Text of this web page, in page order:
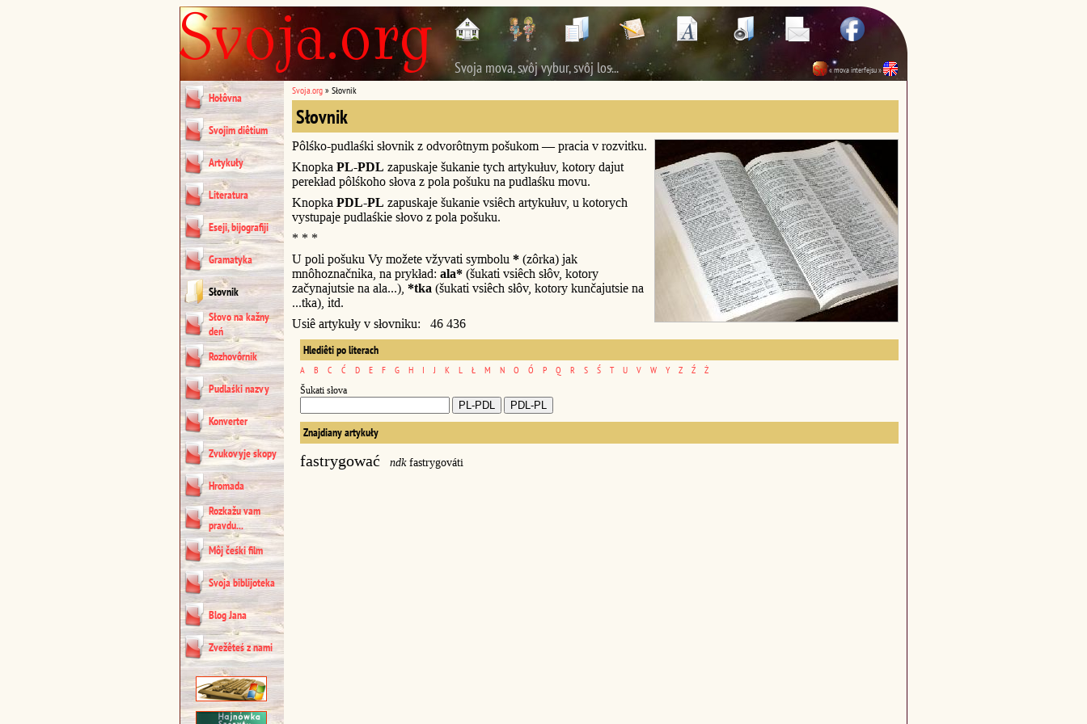
Svoja mova, svôj vybur, svôj los... « mova interfejsu »
Hołôvna
Svojim diêtium
Artykuły
Literatura
Eseji, bijografiji
Gramatyka
Słovnik
Słovo na kažny
deń
Rozhovôrnik
Pudlaśki nazvy
Konverter
Zvukovyje skopy
Hromada
Rozkažu vam
pravdu...
Môj čeśki film
Svoja biblijoteka
Blog Jana
Zvežêteś z nami
Svoja.org » Słovnik
Słovnik
Pôlśko-pudlaśki słovnik z odvorôtnym pošukom — pracia v rozvitku.
Knopka PL-PDL zapuskaje šukanie tych artykułuv, kotory dajut
perekład pôlśkoho słova z pola pošuku na pudlaśku movu.
Knopka PDL-PL zapuskaje šukanie vsiêch artykułuv, u kotorych
vystupaje pudlaśkie słovo z pola pošuku.
* * *
U poli pošuku Vy možete vžyvati symbolu * (zôrka) jak
mnôhoznačnika, na prykład: ala* (šukati vsiêch słôv, kotory
začynajutsie na ala...), *tka (šukati vsiêch słôv, kotory kunčajutsie na
...tka), itd.
Usiê artykuły v słovniku: 46 436
Hlediêti po literach
A B C Ć D E F G H I J K L Ł M N O Ó P Q R S Ś T U V W Y Z Ź Ż
Šukati słova
Znajdiany artykuły
fastrygować ndkfastrygováti